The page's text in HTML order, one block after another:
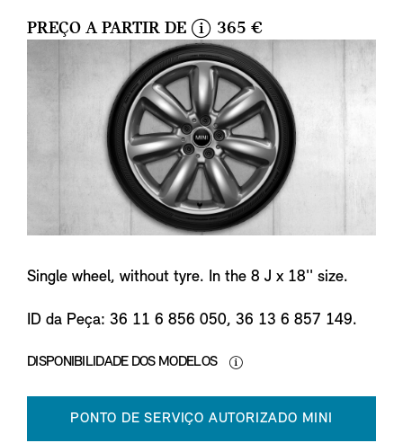
PREÇO A PARTIR DE
i
n
f
o
365 €
Single wheel, without tyre. In the 8 J x 18'' size.
ID da Peça: 36 11 6 856 050, 36 13 6 857 149.
DISPONIBILIDADE DOS MODELOS
PONTO DE SERVIÇO AUTORIZADO MINI